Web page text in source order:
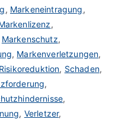
, Markeneintragung,
,
Markenschutz,
, Markenverletzungen,
Risikoreduktion, Schaden,
,
,
, Verletzer,